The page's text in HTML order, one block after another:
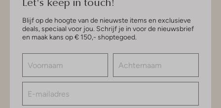
Blijf op de hoogte van de nieuwste items en exclusieve
deals, speciaal voor jou. Schrijf je in voor de nieuwsbrief
en maak kans op € 150,- shoptegoed.